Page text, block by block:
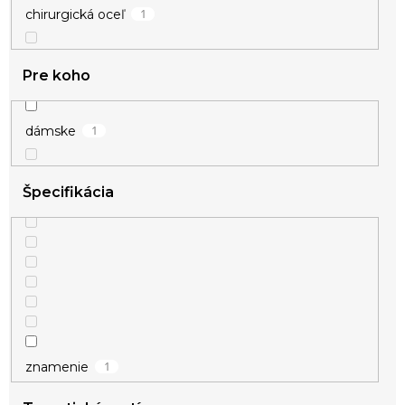
chirurgická oceľ 1
Pre koho
dámske 1
Špecifikácia
znamenie 1